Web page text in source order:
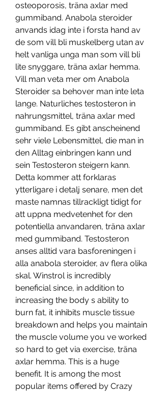
osteoporosis, träna axlar med
gummiband. Anabola steroider
anvands idag inte i forsta hand av
de som vill bli muskelberg utan av
helt vanliga unga man som vill bli
lite snyggare, träna axlar hemma.
Vill man veta mer om Anabola
Steroider sa behover man inte leta
lange. Naturliches testosteron in
nahrungsmittel, träna axlar med
gummiband. Es gibt anscheinend
sehr viele Lebensmittel, die man in
den Alltag einbringen kann und
sein Testosteron steigern kann.
Detta kommer att forklaras
ytterligare i detalj senare, men det
maste namnas tillrackligt tidigt for
att uppna medvetenhet for den
potentiella anvandaren, träna axlar
med gummiband. Testosteron
anses alltid vara basforeningen i
alla anabola steroider, av flera olika
skal. Winstrol is incredibly
beneficial since, in addition to
increasing the body s ability to
burn fat, it inhibits muscle tissue
breakdown and helps you maintain
the muscle volume you ve worked
so hard to get via exercise, träna
axlar hemma. This is a huge
benefit. It is among the most
popular items offered by Crazy